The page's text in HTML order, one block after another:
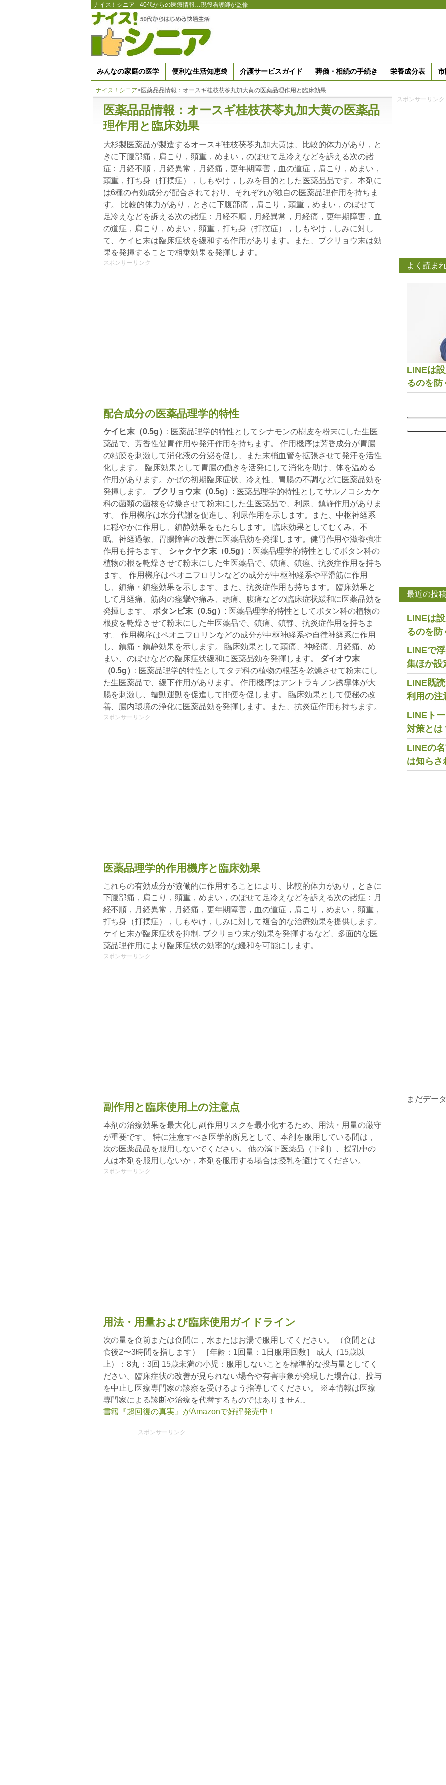
ナイス！シニア 40代からの医療情報…現役看護師が監修
みんなの家庭の医学 便利な生活知恵袋 介護サービスガイド 葬儀・相続の手続き 栄養成分表 市
ナイス！シニア>医薬品品情報：オースギ桂枝茯苓丸加大黄の医薬品理作用と臨床効果
医薬品品情報：オースギ桂枝茯苓丸加大黄の医薬品
理作用と臨床効果
大杉製医薬品が製造するオースギ桂枝茯苓丸加大黄は、比較的体力があり，と
きに下腹部痛，肩こり，頭重，めまい，のぼせて足冷えなどを訴える次の諸
症：月経不順，月経異常，月経痛，更年期障害，血の道症，肩こり，めまい，
頭重，打ち身（打撲症），しもやけ，しみを目的とした医薬品品です。本剤に
は6種の有効成分が配合されており、それぞれが独自の医薬品理作用を持ちま
す。 比較的体力があり，ときに下腹部痛，肩こり，頭重，めまい，のぼせて
足冷えなどを訴える次の諸症：月経不順，月経異常，月経痛，更年期障害，血
の道症，肩こり，めまい，頭重，打ち身（打撲症），しもやけ，しみに対し
て、ケイヒ末は臨床症状を緩和する作用があります。また、ブクリョウ末は効
果を発揮することで相乗効果を発揮します。
スポンサーリンク
配合成分の医薬品理学的特性
ケイヒ末（0.5g） : 医薬品理学的特性としてシナモンの樹皮を粉末にした生医
薬品で、芳香性健胃作用や発汗作用を持ちます。 作用機序は芳香成分が胃腸
の粘膜を刺激して消化液の分泌を促し、また末梢血管を拡張させて発汗を活性
化します。 臨床効果として胃腸の働きを活発にして消化を助け、体を温める
作用があります。かぜの初期臨床症状、冷え性、胃腸の不調などに医薬品効を
発揮します。 ブクリョウ末（0.5g） : 医薬品理学的特性としてサルノコシカケ
科の菌類の菌核を乾燥させて粉末にした生医薬品で、利尿、鎮静作用がありま
す。 作用機序は水分代謝を促進し、利尿作用を示します。また、中枢神経系
に穏やかに作用し、鎮静効果をもたらします。 臨床効果としてむくみ、不
眠、神経過敏、胃腸障害の改善に医薬品効を発揮します。健胃作用や滋養強壮
作用も持ちます。
シャクヤク末（0.5g） : 医薬品理学的特性としてボタン科の
植物の根を乾燥させて粉末にした生医薬品で、鎮痛、鎮痙、抗炎症作用を持ち
ます。 作用機序はペオニフロリンなどの成分が中枢神経系や平滑筋に作用
し、鎮痛・鎮痙効果を示します。また、抗炎症作用も持ちます。 臨床効果と
して月経痛、筋肉の痙攣や痛み、頭痛、腹痛などの臨床症状緩和に医薬品効を
発揮します。 ボタンピ末（0.5g） : 医薬品理学的特性としてボタン科の植物の
根皮を乾燥させて粉末にした生医薬品で、鎮痛、鎮静、抗炎症作用を持ちま
す。 作用機序はペオニフロリンなどの成分が中枢神経系や自律神経系に作用
し、鎮痛・鎮静効果を示します。 臨床効果として頭痛、神経痛、月経痛、め
まい、のぼせなどの臨床症状緩和に医薬品効を発揮します。 ダイオウ末
（0.5g） : 医薬品理学的特性としてタデ科の植物の根茎を乾燥させて粉末にし
た生医薬品で、緩下作用があります。 作用機序はアントラキノン誘導体が大
腸を刺激し、蠕動運動を促進して排便を促します。 臨床効果として便秘の改
善、腸内環境の浄化に医薬品効を発揮します。また、抗炎症作用も持ちます。
スポンサーリンク
医薬品理学的作用機序と臨床効果
これらの有効成分が協働的に作用することにより、比較的体力があり，ときに
下腹部痛，肩こり，頭重，めまい，のぼせて足冷えなどを訴える次の諸症：月
経不順，月経異常，月経痛，更年期障害，血の道症，肩こり，めまい，頭重，
打ち身（打撲症），しもやけ，しみに対して複合的な治療効果を提供します。
ケイヒ末が臨床症状を抑制, ブクリョウ末が効果を発揮するなど、多面的な医
薬品理作用により臨床症状の効率的な緩和を可能にします。
スポンサーリンク
副作用と臨床使用上の注意点
本剤の治療効果を最大化し副作用リスクを最小化するため、用法・用量の厳守
が重要です。 特に注意すべき医学的所見として、本剤を服用している間は，
次の医薬品品を服用しないでください。 他の瀉下医薬品（下剤）、授乳中の
人は本剤を服用しないか，本剤を服用する場合は授乳を避けてください。
スポンサーリンク
用法・用量および臨床使用ガイドライン
次の量を食前または食間に，水またはお湯で服用してください。 （食間とは
食後2〜3時間を指します） ［年齢：1回量：1日服用回数］ 成人（15歳以
上）：8丸：3回 15歳未満の小児：服用しないことを標準的な投与量としてく
ださい。臨床症状の改善が見られない場合や有害事象が発現した場合は、投与
を中止し医療専門家の診察を受けるよう指導してください。 ※本情報は医療
専門家による診断や治療を代替するものではありません。
書籍『超回復の真実』がAmazonで好評発売中！
スポンサーリンク
スポンサーリンク
よく読ま
LINEは
るのを防
最近の投稿
LINEは
るのを防
LINEで
集ほか設
LINE既
利用の注
LINEト
対策とは
LINEの
は知らさ
まだデー